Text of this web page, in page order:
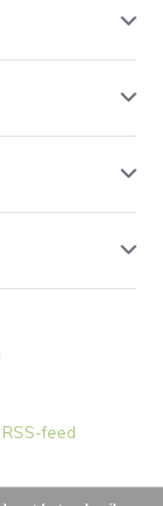
RSS-feed